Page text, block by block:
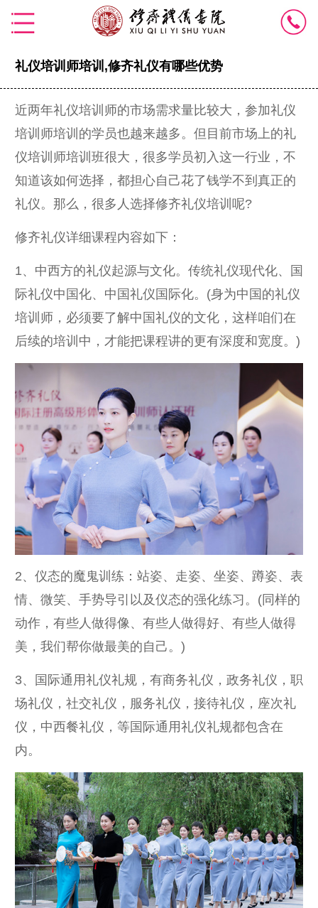
礼仪培训师培训,修齐礼仪有哪些优势
近两年礼仪培训师的市场需求量比较大，参加礼仪
培训师培训的学员也越来越多。但目前市场上的礼
仪培训师培训班很大，很多学员初入这一行业，不
知道该如何选择，都担心自己花了钱学不到真正的
礼仪。那么，很多人选择修齐礼仪培训呢?
修齐礼仪详细课程内容如下：
1、中西方的礼仪起源与文化。传统礼仪现代化、国
际礼仪中国化、中国礼仪国际化。(身为中国的礼仪
培训师，必须要了解中国礼仪的文化，这样咱们在
后续的培训中，才能把课程讲的更有深度和宽度。)
2、仪态的魔鬼训练：站姿、走姿、坐姿、蹲姿、表
情、微笑、手势导引以及仪态的强化练习。(同样的
动作，有些人做得像、有些人做得好、有些人做得
美，我们帮你做最美的自己。)
3、国际通用礼仪礼规，有商务礼仪，政务礼仪，职
场礼仪，社交礼仪，服务礼仪，接待礼仪，座次礼
仪，中西餐礼仪，等国际通用礼仪礼规都包含在
内。